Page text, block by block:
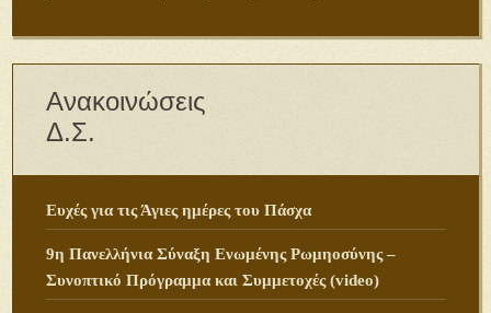
Ανακοινώσεις
Δ.Σ.
Ευχές για τις Άγιες ημέρες του Πάσχα
9η Πανελλήνια Σύναξη Ενωμένης Ρωμηοσύνης –
Συνοπτικό Πρόγραμμα και Συμμετοχές (video)